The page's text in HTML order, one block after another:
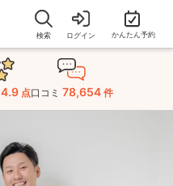
検索 ログイン かんたん予約
4.9 点口コミ 78,654 件